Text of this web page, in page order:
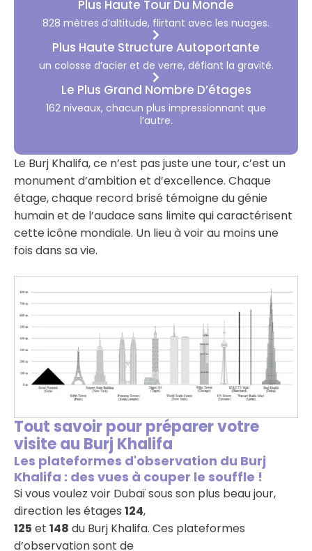
Plus Haute Tour Du Monde
828 mètres d’altitude, flirtant avec les nuages.
Plus Haute Structure Autoportante
un colosse d’acier et de verre, défiant la gravité.
Le Plus Grand Nombre D’étages
162 niveaux, chacun plus impressionnant que
l’autre.
Le Burj Khalifa, ce n’est pas juste une tour, c’est un
monument d’ambition et d’excellence. Chaque
étage, chaque record brisé témoigne du génie
humain et de l’audace sans limite qui caractérisent
cette icône mondiale. Un lieu à voir au moins une
fois dans sa vie.
Tout savoir pour préparer votre
visite au Burj Khalifa
Les plateformes d'observation du Burj
Khalifa : des vues à couper le souffle !
Si vous voulez voir Dubaï sous son plus beau jour,
direction les étages 124,
125 et 148 du Burj Khalifa. Ces plateformes
d’observation sont de